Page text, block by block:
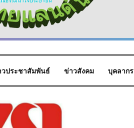
ประชาสัมพันธ์ ข่าวสังคม บุคลากร